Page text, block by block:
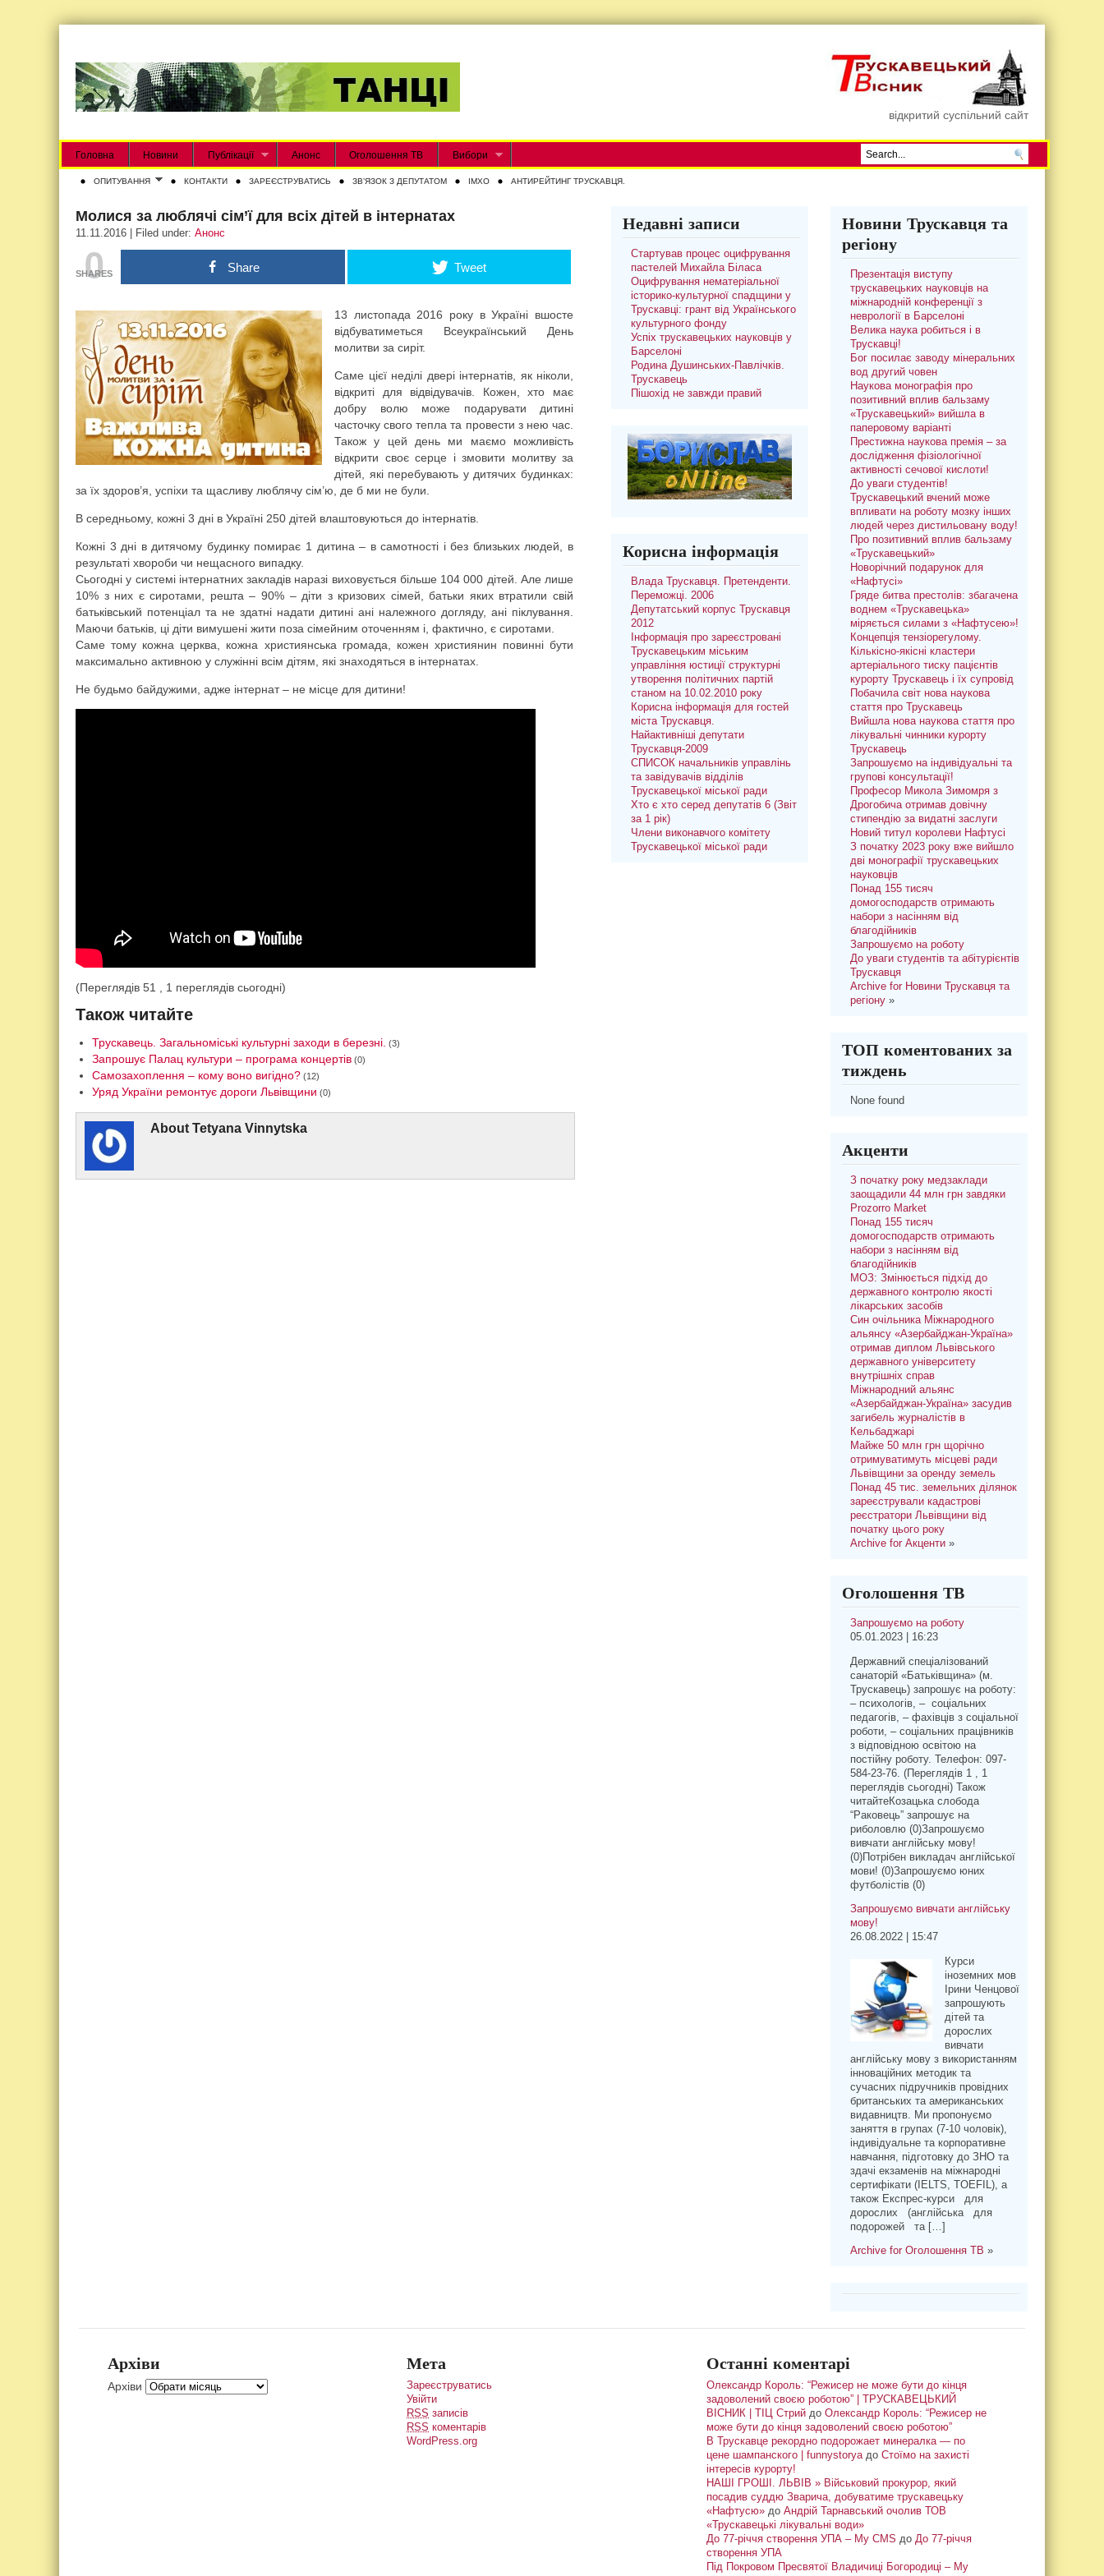
відкритий суспільний сайт
Головна Новини Публікації Анонс Оголошення ТВ Вибори
ОПИТУВАННЯ КОНТАКТИ ЗАРЕЄСТРУВАТИСЬ ЗВʼЯЗОК З ДЕПУТАТОМ IMXO АНТИРЕЙТИНГ ТРУСКАВЦЯ.
Молися за люблячі сім’ї для всіх дітей в інтернатах
11.11.2016 | Filed under: Анонс
0
SHARES Share Tweet
13 листопада 2016 року в Україні вшосте
відбуватиметься Всеукраїнський День
молитви за сиріт.
Саме цієї неділі двері інтернатів, як ніколи,
відкриті для відвідувачів. Кожен, хто має
добру волю може подарувати дитині
часточку свого тепла та провести з нею час.
Також у цей день ми маємо можливість
відкрити своє серце і змовити молитву за
дітей, які перебувають у дитячих будинках:
за їх здоров’я, успіхи та щасливу люблячу сім’ю, де б ми не були.
В середньому, кожні 3 дні в Україні 250 дітей влаштовуються до інтернатів.
Кожні 3 дні в дитячому будинку помирає 1 дитина – в самотності і без близьких людей, в
результаті хвороби чи нещасного випадку.
Сьогодні у системі інтернатних закладів наразі виховується більше 104 000 дітей. Але лише
10% з них є сиротами, решта – 90% – діти з кризових сімей, батьки яких втратили свій
батьківський потенціал та не здатні надати дитині ані належного догляду, ані піклування.
Маючи батьків, ці діти вимушені жити поза сімейним оточенням і, фактично, є сиротами.
Саме тому кожна церква, кожна християнська громада, кожен християнин повинні бути
максимально активною у служінні всім дітям, які знаходяться в інтернатах.
Не будьмо байдужими, адже інтернат – не місце для дитини!
(Переглядів 51 , 1 переглядів сьогодні)
Також читайте
Трускавець. Загальноміські культурні заходи в березні. (3)
Запрошує Палац культури – програма концертів (0)
Самозахоплення – кому воно вигідно? (12)
Уряд України ремонтує дороги Львівщини (0)
About Tetyana Vin­nytska
Недавні записи
Стартував процес оцифрування
пастелей Михайла Біласа
Оцифрування нематеріальної
історико-культурної спадщини у
Трускавці: грант від Українського
культурного фонду
Успіх трускавецьких науковців у
Барселоні
Родина Душинських-Павлічків.
Трускавець
Пішохід не завжди правий
Корисна інформація
Влада Трускавця. Претенденти.
Переможці. 2006
Депутатський корпус Трускавця
2012
Інформація про зареєстровані
Трускавецьким міським
управління юстиції структурні
утворення політичних партій
станом на 10.02.2010 року
Корисна інформація для гостей
міста Трускавця.
Найактивніші депутати
Трускавця-2009
СПИСОК начальників управлінь
та завідувачів відділів
Трускавецької міської ради
Хто є хто серед депутатів 6 (Звіт
за 1 рік)
Члени виконавчого комітету
Трускавецької міської ради
Новини Трускавця та
регіону
Презентація виступу
трускавецьких науковців на
міжнародній конференції з
неврології в Барселоні
Велика наука робиться і в
Трускавці!
Бог посилає заводу мінеральних
вод другий човен
Наукова монографія про
позитивний вплив бальзаму
«Трускавецький» вийшла в
паперовому варіанті
Престижна наукова премія – за
дослідження фізіологічної
активності сечової кислоти!
До уваги студентів!
Трускавецький вчений може
впливати на роботу мозку інших
людей через дистильовану воду!
Про позитивний вплив бальзаму
«Трускавецький»
Новорічний подарунок для
«Нафтусі»
Гряде битва престолів: збагачена
воднем «Трускавецька»
міряється силами з «Нафтусею»!
Концепція тензіорегулому.
Кількісно-якісні кластери
артеріального тиску пацієнтів
курорту Трускавець і їх супровід
Побачила світ нова наукова
стаття про Трускавець
Вийшла нова наукова стаття про
лікувальні чинники курорту
Трускавець
Запрошуємо на індивідуальні та
групові консультації!
Професор Микола Зимомря з
Дрогобича отримав довічну
стипендію за видатні заслуги
Новий титул королеви Нафтусі
З початку 2023 року вже вийшло
дві монографії трускавецьких
науковців
Понад 155 тисяч
домогосподарств отримають
набори з насінням від
благодійників
Запрошуємо на роботу
До уваги студентів та абітурієнтів
Трускавця
Archive for Новини Трускавця та
регіону»
ТОП коментованих за
тиждень
None found
Акценти
З початку року медзаклади
заощадили 44 млн грн завдяки
Prozorro Market
Понад 155 тисяч
домогосподарств отримають
набори з насінням від
благодійників
МОЗ: Змінюється підхід до
державного контролю якості
лікарських засобів
Син очільника Міжнародного
альянсу «Азербайджан-Україна»
отримав диплом Львівського
державного університету
внутрішніх справ
Міжнародний альянс
«Азербайджан-Україна» засудив
загибель журналістів в
Кельбаджарі
Майже 50 млн грн щорічно
отримуватимуть місцеві ради
Львівщини за оренду земель
Понад 45 тис. земельних ділянок
зареєстрували кадастрові
реєстратори Львівщини від
початку цього року
Archive for Акценти»
Оголошення ТВ
Запрошуємо на роботу
05.01.2023 | 16:23
Державний спеціалізований
санаторій «Батьківщина» (м.
Трускавець) запрошує на роботу:
– психологів, – соціальних
педагогів, – фахівців з соціальної
роботи, – соціальних працівників
з відповідною освітою на
постійну роботу. Телефон: 097-
584-23-76. (Переглядів 1 , 1
переглядів сьогодні) Також
читайтеКозацька слобода
“Раковець” запрошує на
риболовлю (0)Запрошуємо
вивчати англійську мову!
(0)Потрібен викладач англійської
мови! (0)Запрошуємо юних
футболістів (0)
Запрошуємо вивчати англійську
мову!
26.08.2022 | 15:47
Курси
іноземних мов
Ірини Ченцової
запрошують
дітей та
дорослих
вивчати
англійську мову з використанням
інноваційних методик та
сучасних підручників провідних
британських та американських
видавництв. Ми пропонуємо
заняття в групах (7-10 чоловік),
індивідуальне та корпоративне
навчання, підготовку до ЗНО та
здачі екзаменів на міжнародні
сертифікати (IELTS, TOEFIL), а
також Експрес-курси для
дорослих (англійська для
подорожей та […]
Archive for Оголошення ТВ »
Архіви
Архіви
Мета
Зареєструватись
Увійти
RSS записів
RSS коментарів
WordPress.org
Останні коментарі
Олександр Король: “Режисер не може бути до кінця
задоволений своєю роботою” | ТРУСКАВЕЦЬКИЙ
ВІСНИК | ТІЦ Стрийдо Олександр Король: “Режисер не
може бути до кінця задоволений своєю роботою”
В Трускавце рекордно подорожает минералка — по
цене шампанского | funnystoryaдо Стоїмо на захисті
інтересів курорту!
НАШІ ГРОШІ. ЛЬВІВ » Військовий прокурор, який
посадив суддю Зварича, добуватиме трускавецьку
«Нафтусю»до Андрій Тарнавський очолив ТОВ
«Трускавецькі лікувальні води»
До 77-річчя створення УПА – My CMS до До 77-річчя
створення УПА
Під Покровом Пресвятої Владичиці Богородиці – My